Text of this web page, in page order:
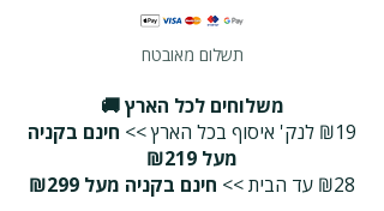
תשלום מאובטח
משלוחים לכל הארץ 🚚
₪19 לנק' איסוף בכל הארץ >>
חינם בקניה
מעל ₪219
₪28 עד הבית >>
חינם בקניה מעל ₪299